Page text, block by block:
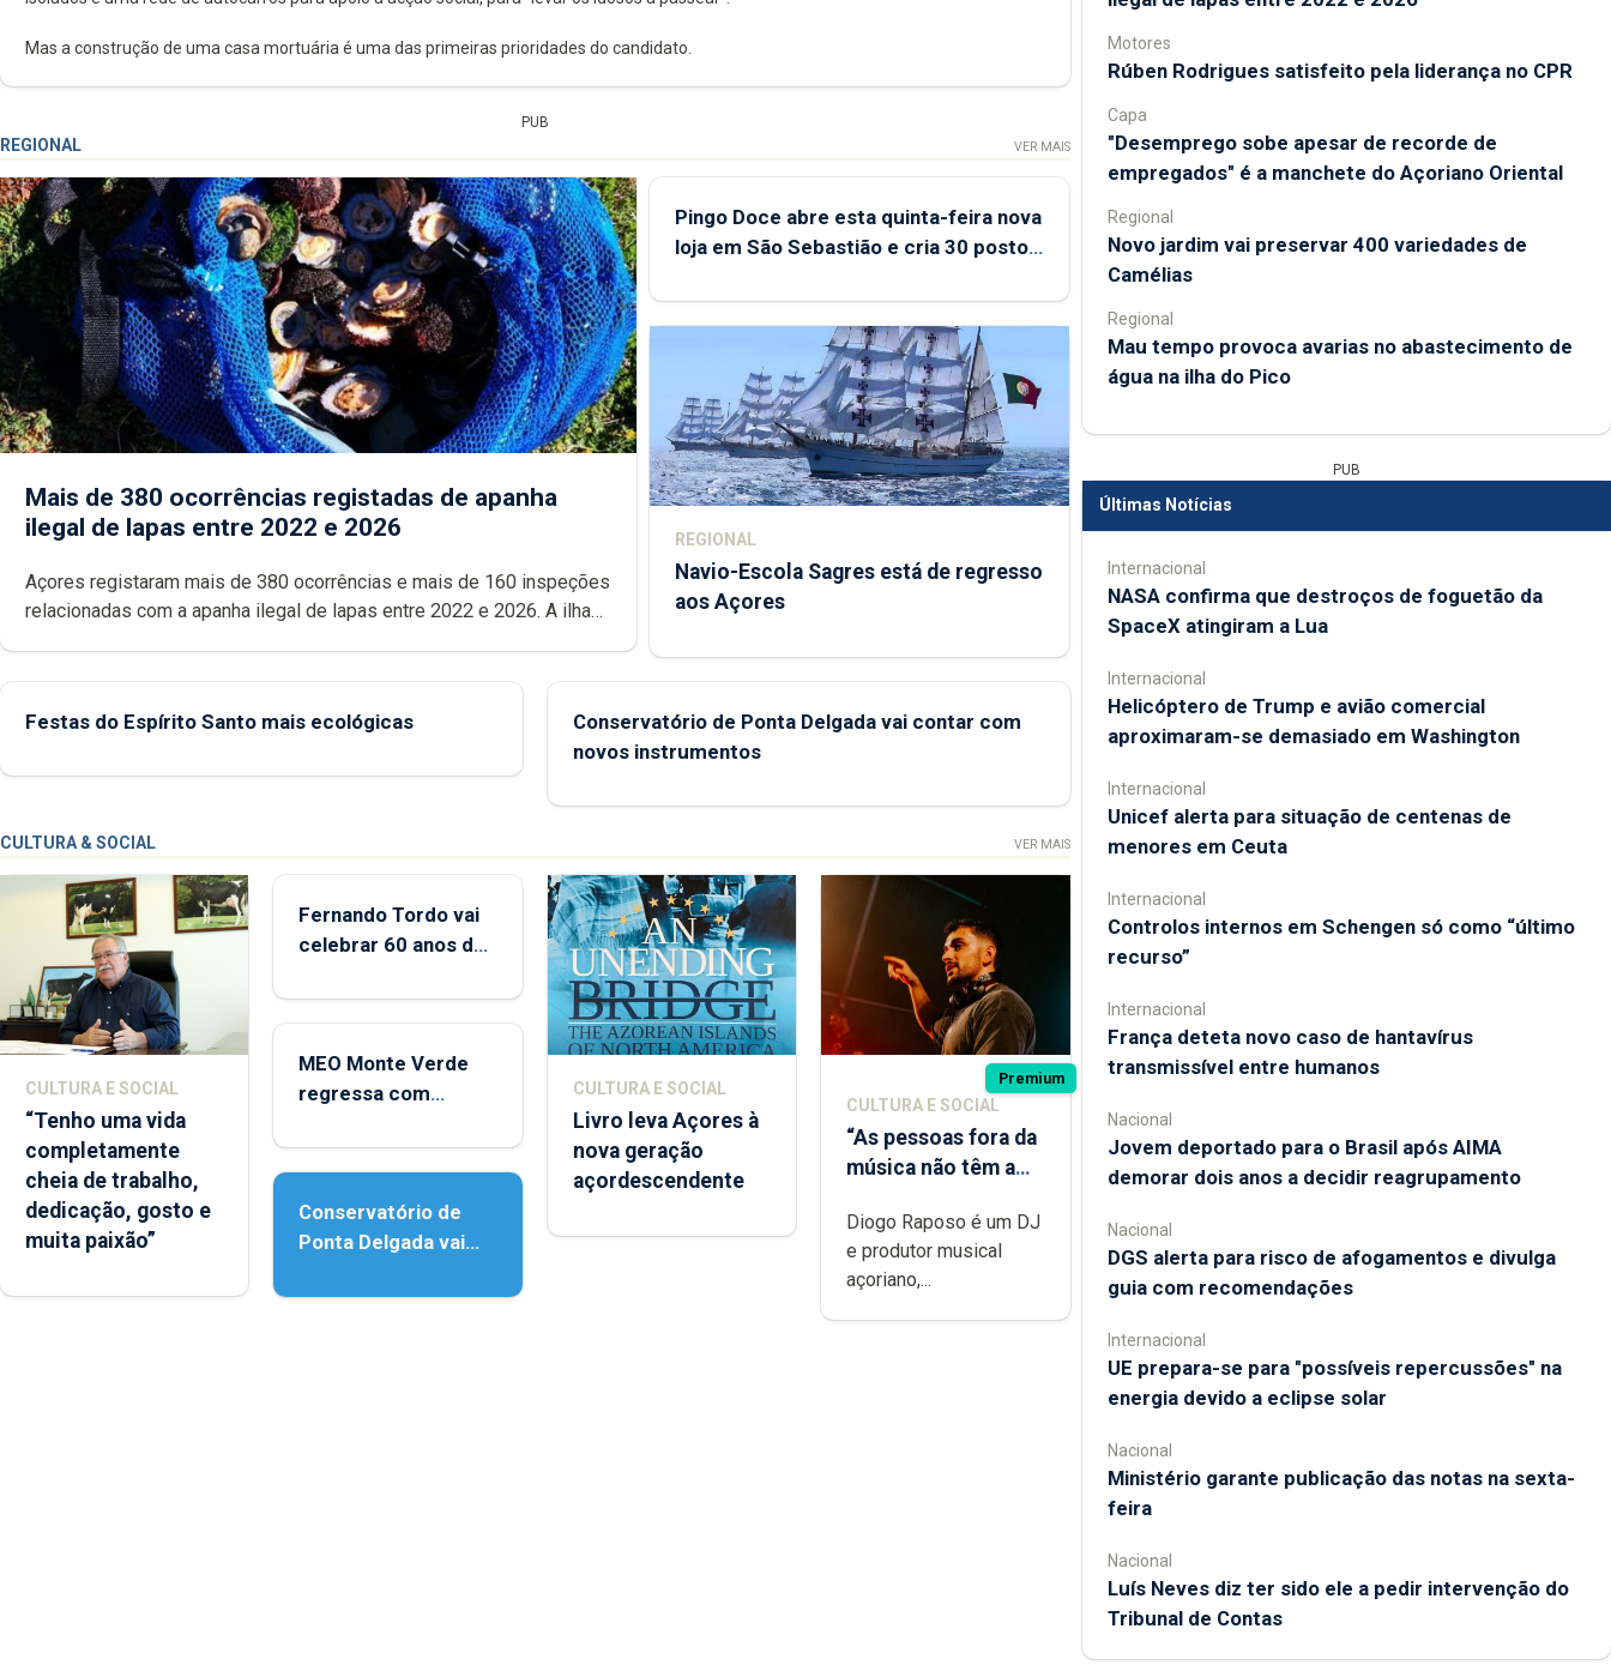
Mas a construção de uma casa mortuária é uma das primeiras prioridades do candidato.
PUB
REGIONAL VER MAIS
Mais de 380 ocorrências registadas de apanha
ilegal de lapas entre 2022 e 2026
Açores registaram mais de 380 ocorrências e mais de 160 inspeções
relacionadas com a apanha ilegal de lapas entre 2022 e 2026. A ilha
Pingo Doce abre esta quinta-feira nova
loja em São Sebastião e cria 30 postos
REGIONAL
Navio-Escola Sagres está de regresso
aos Açores
Festas do Espírito Santo mais ecológicas
Conservatório de Ponta Delgada vai contar com
novos instrumentos
CULTURA & SOCIAL VER MAIS
CULTURA E SOCIAL
“Tenho uma vida
completamente
cheia de trabalho,
dedicação, gosto e
muita paixão”
Fernando Tordo vai
celebrar 60 anos de
Micaelense
MEO Monte Verde
regressa com
acessibilidade
Conservatório de
Ponta Delgada vai
instrumentos
CULTURA E SOCIAL
Livro leva Açores à
nova geração
açordescendente
Premium
CULTURA E SOCIAL
“As pessoas fora da
música não têm a
difícil é produzir
uma música”
Diogo Raposo é um DJ
e produtor musical
açoriano,...
Motores
Rúben Rodrigues satisfeito pela liderança no CPR
Capa
"Desemprego sobe apesar de recorde de
empregados" é a manchete do Açoriano Oriental
Regional
Novo jardim vai preservar 400 variedades de
Camélias
Regional
Mau tempo provoca avarias no abastecimento de
água na ilha do Pico
PUB
Últimas Notícias
Internacional
NASA confirma que destroços de foguetão da
SpaceX atingiram a Lua
Internacional
Helicóptero de Trump e avião comercial
aproximaram-se demasiado em Washington
Internacional
Unicef alerta para situação de centenas de
menores em Ceuta
Internacional
Controlos internos em Schengen só como “último
recurso”
Internacional
França deteta novo caso de hantavírus
transmissível entre humanos
Nacional
Jovem deportado para o Brasil após AIMA
demorar dois anos a decidir reagrupamento
Nacional
DGS alerta para risco de afogamentos e divulga
guia com recomendações
Internacional
UE prepara-se para "possíveis repercussões" na
energia devido a eclipse solar
Nacional
Ministério garante publicação das notas na sexta-
feira
Nacional
Luís Neves diz ter sido ele a pedir intervenção do
Tribunal de Contas